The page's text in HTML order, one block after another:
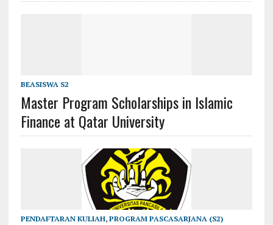
BEASISWA S2
Master Program Scholarships in Islamic
Finance at Qatar University
PENDAFTARAN KULIAH, PROGRAM PASCASARJANA (S2)